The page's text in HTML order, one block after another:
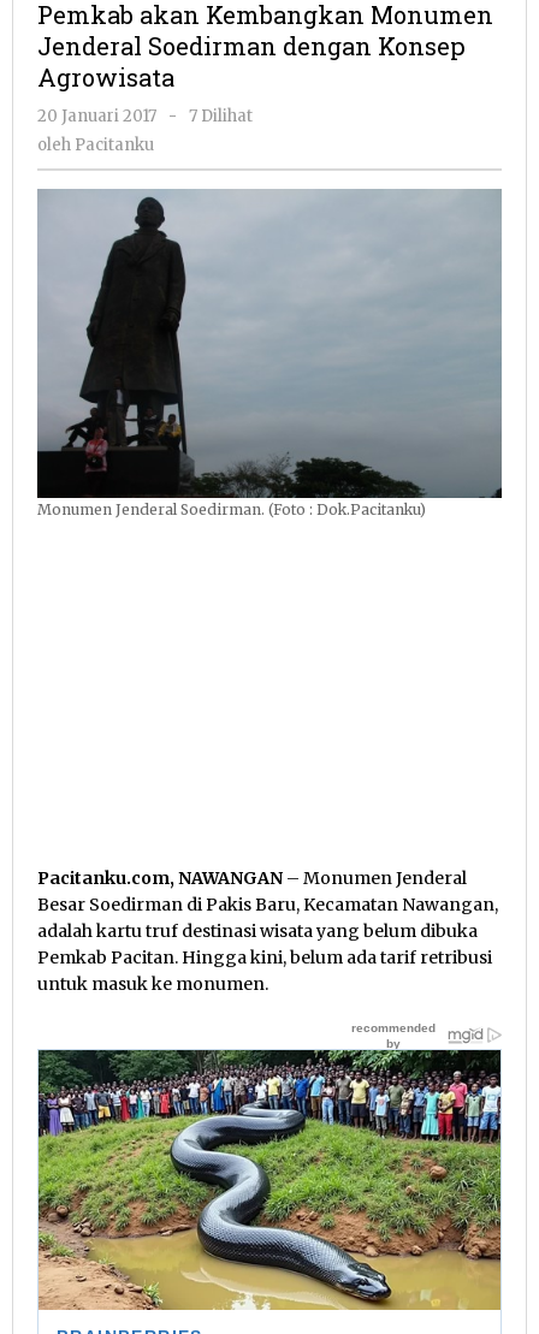
Monumen
Jenderal
Pemkab akan Kembangkan Monumen
Jenderal Soedirman dengan Konsep
Agrowisata
20 Januari 2017
oleh
-
7 Dilihat
oleh Pacitanku
Monumen Jenderal Soedirman. (Foto : Dok.Pacitanku)
Pacitanku.com, NAWANGAN – Monumen Jenderal
Besar Soedirman di Pakis Baru, Kecamatan Nawangan,
adalah kartu truf destinasi wisata yang belum dibuka
Pemkab Pacitan. Hingga kini, belum ada tarif retribusi
untuk masuk ke monumen.